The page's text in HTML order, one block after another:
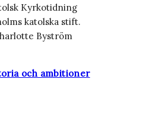
Kyrkotidning
katolska stift.
Byström
och ambitioner